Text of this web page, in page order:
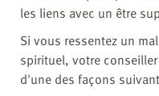
les liens avec un être
Si vous ressentez un
spirituel, votre
d'une des façons